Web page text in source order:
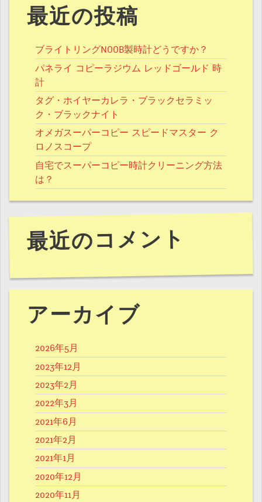
最近の投稿
ブライトリングNOOB製時計どうですか？
パネライ コピーラジウム レッドゴールド 時
計
タグ・ホイヤーカレラ・ブラックセラミッ
ク・ブラックナイト
オメガスーパーコピー スピードマスター ク
ロノスコープ
自宅でスーパーコピー時計クリーニング方法
は？
最近のコメント
アーカイブ
2026年5月
2023年12月
2023年2月
2022年3月
2021年6月
2021年2月
2021年1月
2020年12月
2020年11月